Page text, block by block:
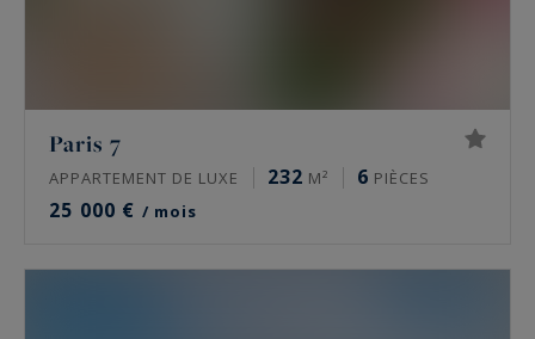
Paris 7
APPARTEMENT DE LUXE 232 M² 6 PIÈCES
25 000 € / mois